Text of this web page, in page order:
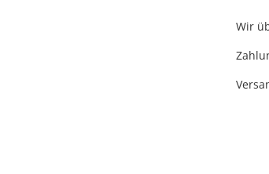
Wir